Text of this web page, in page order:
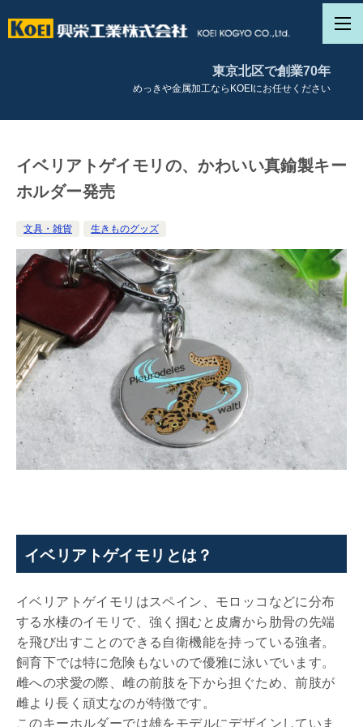
東京北区で創業70年
めっきや金属加工ならKOEIにお任せください
イベリアトゲイモリの、かわいい真鍮製キー
ホルダー発売
文具・雑貨 生きものグッズ
イベリアトゲイモリとは？
イベリアトゲイモリはスペイン、モロッコなどに分布
する水棲のイモリで、強く掴むと皮膚から肋骨の先端
を飛び出すことのできる自衛機能を持っている強者。
飼育下では特に危険もないので優雅に泳いでいます。
雌への求愛の際、雌の前肢を下から担ぐため、前肢が
雌より長く頑丈なのが特徴です。
このキーホルダーでは雄をモデルにデザインしていま